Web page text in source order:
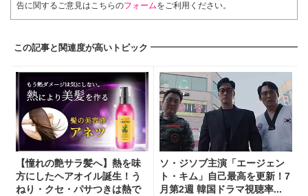
告に関するご意見はこちらのフォームをご利用ください。
この記事と関連度が高いトピック
【憧れの艶サラ髪へ】熱を味
方にしたヘアオイル誕生！う
ねり・クセ・パサつきは熱で
ソ・ジソブ主演「エージェン
ト・キム」自己最高を更新！7
月第2週 韓国ドラマ視聴率...